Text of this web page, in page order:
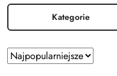
Kategorie
Zastosowano
sortowanie:
Sortuj
według